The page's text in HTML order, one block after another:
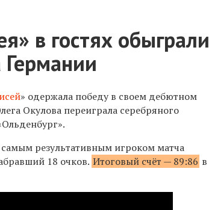
в гостях обыграли
» одержала победу в своем дебютном
Окулова переиграла серебряного
амым результативным игроком матча
18 очков. Итоговый счёт — 89:86 в